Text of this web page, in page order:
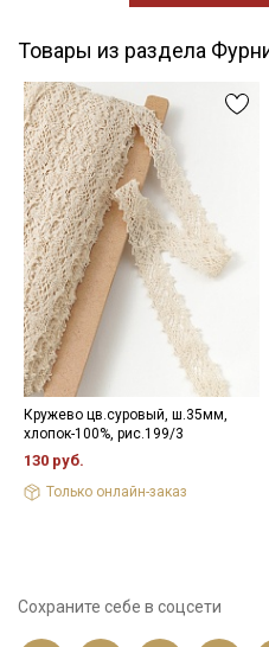
Товары из раздела
Кружево цв.суровый, ш.35мм,
хлопок-100%, рис.199/3
130 руб.
Только онлайн-заказ
Сохраните себе в соцсети